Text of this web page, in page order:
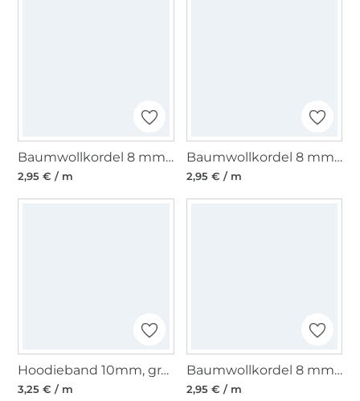
Baumwollkordel 8 mm, dunkelblau
2,95 € / m
Baumwollkordel 8 mm, violett
2,95 € / m
Hoodieband 10mm, grau pink
3,25 € / m
Baumwollkordel 8 mm, beige
2,95 € / m